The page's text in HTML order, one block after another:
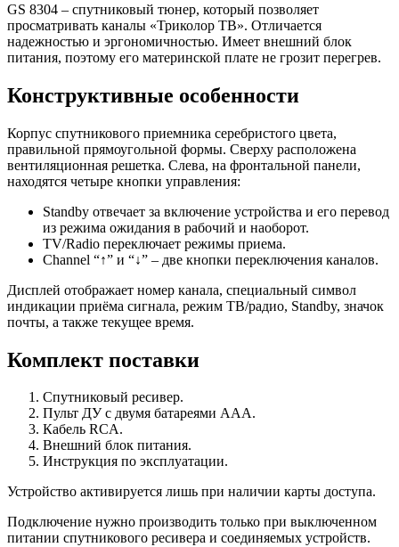
GS 8304 – спутниковый тюнер, который позволяет
просматривать каналы «Триколор ТВ». Отличается
надежностью и эргономичностью. Имеет внешний блок
питания, поэтому его материнской плате не грозит перегрев.
Конструктивные особенности
Корпус спутникового приемника серебристого цвета,
правильной прямоугольной формы. Сверху расположена
вентиляционная решетка. Слева, на фронтальной панели,
находятся четыре кнопки управления:
Standby отвечает за включение устройства и его перевод
из режима ожидания в рабочий и наоборот.
TV/Radio переключает режимы приема.
Channel “↑” и “↓” – две кнопки переключения каналов.
Дисплей отображает номер канала, специальный символ
индикации приёма сигнала, режим ТВ/радио, Standby, значок
почты, а также текущее время.
Комплект поставки
Спутниковый ресивер.
Пульт ДУ с двумя батареями ААА.
Кабель RCA.
Внешний блок питания.
Инструкция по эксплуатации.
Устройство активируется лишь при наличии карты доступа.
Подключение нужно производить только при выключенном
питании спутникового ресивера и соединяемых устройств.